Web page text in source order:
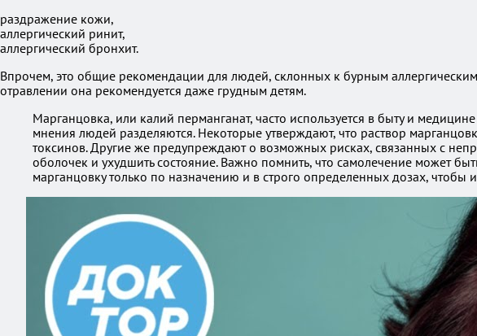
раздражение кожи,
аллергический ринит,
аллергический бронхит.
Впрочем, это общие рекомендации для людей, склонных к бурным
отравлении она рекомендуется даже грудным детям.
Марганцовка, или калий перманганат, часто используется в быту и
мнения людей разделяются. Некоторые утверждают, что раствор
токсинов. Другие же предупреждают о возможных рисках, связанных с
оболочек и ухудшить состояние. Важно помнить, что самолечение может
марганцовку только по назначению и в строго определенных дозах, чтобы